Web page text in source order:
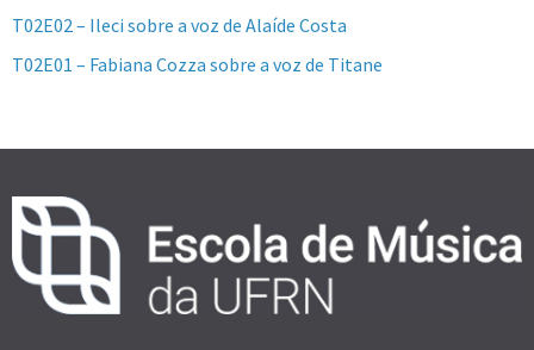
T02E02 – Ileci sobre a voz de Alaíde Costa
T02E01 – Fabiana Cozza sobre a voz de Titane